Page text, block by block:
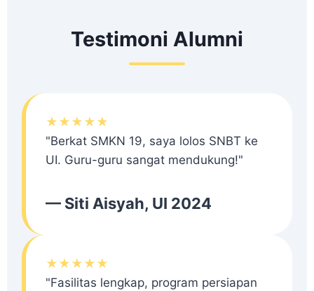
Testimoni Alumni
★★★★★
"Berkat SMKN 19, saya lolos SNBT ke
UI. Guru-guru sangat mendukung!"
— Siti Aisyah, UI 2024
★★★★★
"Fasilitas lengkap, program persiapan